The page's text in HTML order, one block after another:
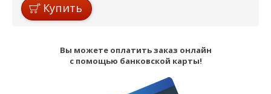
Купить
Вы можете оплатить заказ онлайн
с помощью банковской карты!